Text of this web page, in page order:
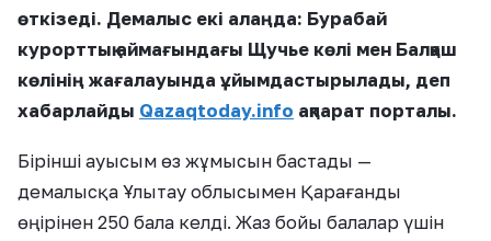
өткізеді. Демалыс екі алаңда: Бурабай
курорттық аймағындағы Щучье көлі мен Балқаш
көлінің жағалауында ұйымдастырылады, деп
хабарлайды Qazaqtoday.info ақпарат порталы.
Бірінші ауысым өз жұмысын бастады —
демалысқа Ұлытау облысымен Қарағанды
өңірінен 250 бала келді. Жаз бойы балалар үшін